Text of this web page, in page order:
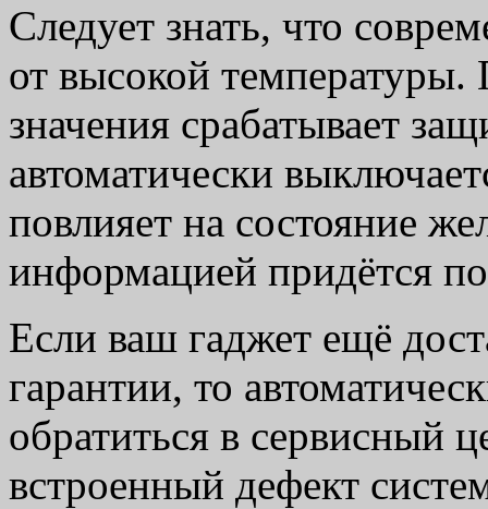
Следует знать, что
от высокой
значения срабатывает
автоматически
повлияет на состояние
информацией придётся
Если ваш гаджет ещё
гарантии, то
обратиться в сервисный
встроенный дефект